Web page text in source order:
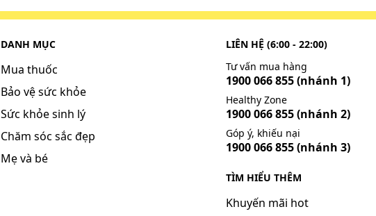
DANH MỤC
Mua thuốc
Bảo vệ sức khỏe
Sức khỏe sinh lý
Chăm sóc sắc đẹp
Mẹ và bé
LIÊN HỆ (6:00 - 22:00)
Tư vấn mua hàng
1900 066 855(nhánh 1)
Healthy Zone
1900 066 855(nhánh 2)
Góp ý, khiếu nại
1900 066 855(nhánh 3)
TÌM HIỂU THÊM
Khuyến mãi hot